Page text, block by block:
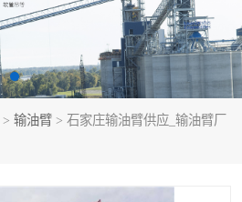
> 输油臂 > 石家庄输油臂供应_输油臂厂